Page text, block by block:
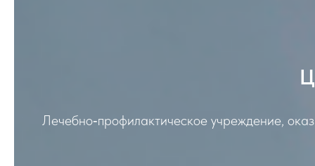
Лечебно‑профилактическое учреждение,